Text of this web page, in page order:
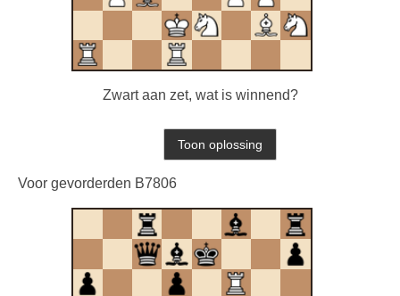
Zwart aan zet, wat is winnend?
Voor gevorderden B7806